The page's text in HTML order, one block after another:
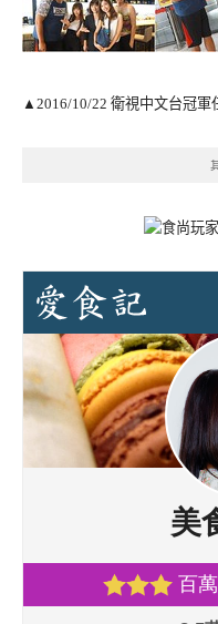
▲2016/10/22 衛視中文台冠軍